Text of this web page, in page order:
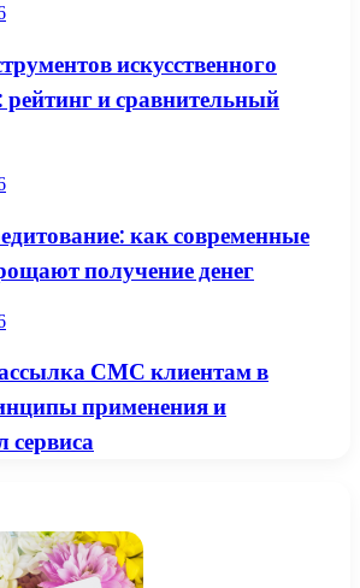
искусственного
рейтинг и сравнительный
как современные
получение денег
СМС клиентам в
применения и
сервиса